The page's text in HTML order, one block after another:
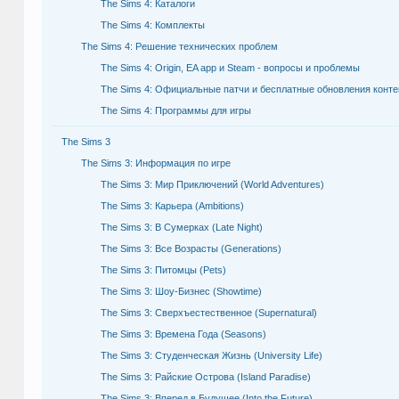
The Sims 4: Каталоги
The Sims 4: Комплекты
The Sims 4: Решение технических проблем
The Sims 4: Origin, EA app и Steam - вопросы и проблемы
The Sims 4: Официальные патчи и бесплатные обновления
The Sims 4: Программы для игры
The Sims 3
The Sims 3: Информация по игре
The Sims 3: Мир Приключений (World Adventures)
The Sims 3: Карьера (Ambitions)
The Sims 3: В Сумерках (Late Night)
The Sims 3: Все Возрасты (Generations)
The Sims 3: Питомцы (Pets)
The Sims 3: Шоу-Бизнес (Showtime)
The Sims 3: Сверхъестественное (Supernatural)
The Sims 3: Времена Года (Seasons)
The Sims 3: Студенческая Жизнь (University Life)
The Sims 3: Райские Острова (Island Paradise)